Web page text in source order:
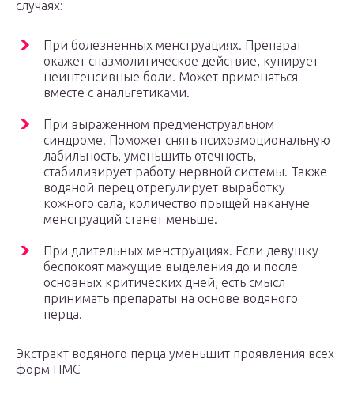
случаях:
При болезненных менструациях. Препарат
окажет спазмолитическое действие, купирует
неинтенсивные боли. Может применяться
вместе с анальгетиками.
При выраженном предменструальном
синдроме. Поможет снять психоэмоциональную
лабильность, уменьшить отечность,
стабилизирует работу нервной системы. Также
водяной перец отрегулирует выработку
кожного сала, количество прыщей накануне
менструаций станет меньше.
При длительных менструациях. Если девушку
беспокоят мажущие выделения до и после
основных критических дней, есть смысл
принимать препараты на основе водяного
перца.
Экстракт водяного перца уменьшит проявления всех
форм ПМС